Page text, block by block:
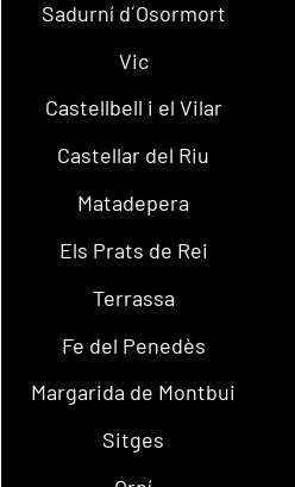
Sadurní d´Osormort
Vic
Castellbell i el Vilar
Castellar del Riu
Matadepera
Els Prats de Rei
Terrassa
Fe del Penedès
Margarida de Montbui
Sitges